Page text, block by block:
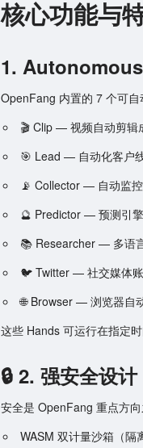
核心功能与
1.
OpenFang 内置的 7 个可自
🎬 Clip — 视频自动剪辑
🎯 Lead — 自动化客户
📡 Collector — 自动监
🔮 Predictor — 预测引
📚 Researcher — 多语
🐦 Twitter — 社交媒体
🌐 Browser — 浏览器自
这些 Hands 可运行在指定
🔒 2. 强安全设计
安全是 OpenFang 重点方
WASM 双计量沙箱（隔